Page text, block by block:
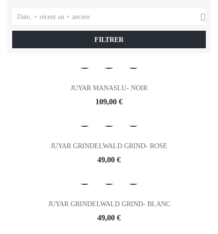
Date, + récent au + ancien 
FILTRER
JUYAR MANASLU- NOIR
Prix
109,00 €
JUYAR GRINDELWALD GRIND- ROSE
Prix
49,00 €
JUYAR GRINDELWALD GRIND- BLANC
Prix
49,00 €